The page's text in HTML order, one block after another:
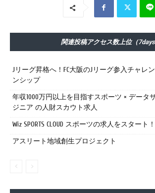
関連投稿アクセス数上位（7days
Jリーグ昇格へ！FC大阪のJリーグ参入チャレ
ンシップ
年収1000万円以上を目指すスポーツ × データ
ジニア の人財スカウト求人
Wiz SPORTS CLOUD スポーツの求人をスタート！
アスリート地域創生プロジェクト